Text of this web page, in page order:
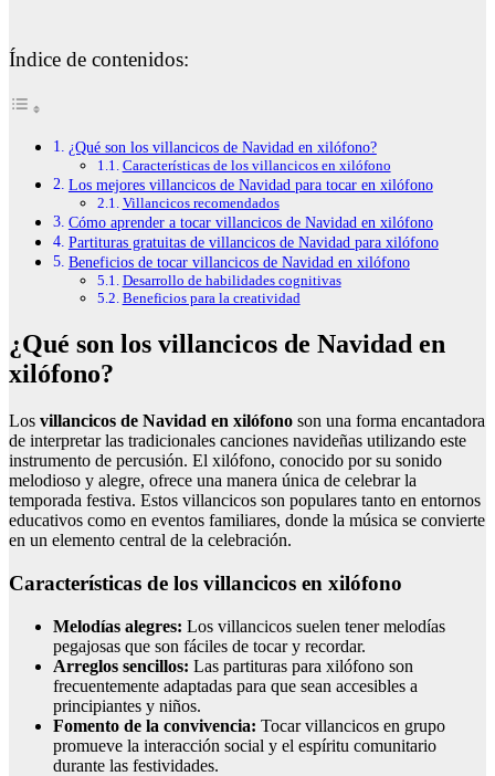
Índice de contenidos:
¿Qué son los villancicos de Navidad en xilófono?
Características de los villancicos en xilófono
Los mejores villancicos de Navidad para tocar en xilófono
Villancicos recomendados
Cómo aprender a tocar villancicos de Navidad en xilófono
Partituras gratuitas de villancicos de Navidad para xilófono
Beneficios de tocar villancicos de Navidad en xilófono
Desarrollo de habilidades cognitivas
Beneficios para la creatividad
¿Qué son los villancicos de Navidad en
xilófono?
Los villancicos de Navidad en xilófono son una forma encantadora
de interpretar las tradicionales canciones navideñas utilizando este
instrumento de percusión. El xilófono, conocido por su sonido
melodioso y alegre, ofrece una manera única de celebrar la
temporada festiva. Estos villancicos son populares tanto en entornos
educativos como en eventos familiares, donde la música se convierte
en un elemento central de la celebración.
Características de los villancicos en xilófono
Melodías alegres: Los villancicos suelen tener melodías
pegajosas que son fáciles de tocar y recordar.
Arreglos sencillos: Las partituras para xilófono son
frecuentemente adaptadas para que sean accesibles a
principiantes y niños.
Fomento de la convivencia: Tocar villancicos en grupo
promueve la interacción social y el espíritu comunitario
durante las festividades.